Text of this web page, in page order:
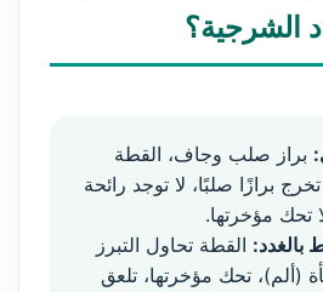
الشرجية؟
براز صلب وجاف، القطة
برازًا صلبًا، لا توجد رائحة
تحك مؤخرتها.
بالغدد: القطة تحاول التبرز
(ألم)، تحك مؤخرتها، تلعق